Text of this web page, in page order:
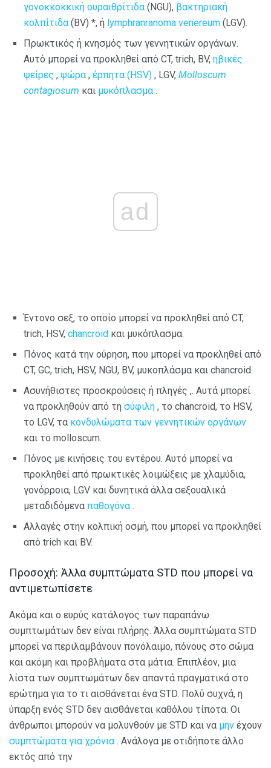
γονοκκοκκική ουραιθρίτιδα (NGU), βακτηριακή
κολπίτιδα (BV) *, ή lymphranranoma venereum (LGV).
Πρωκτικός ή κνησμός των γεννητικών οργάνων.
Αυτό μπορεί να προκληθεί από CT, trich, BV, ηβικές
ψείρες , ψώρα , έρπητα (HSV) , LGV, Molloscum
contagiosum και μυκόπλασμα .
ad
Έντονο σεξ, το οποίο μπορεί να προκληθεί από CT,
trich, HSV, chancroid και μυκόπλασμα.
Πόνος κατά την ούρηση, που μπορεί να προκληθεί από
CT, GC, trich, HSV, NGU, BV, μυκοπλάσμα και chancroid.
Ασυνήθιστες προσκρούσεις ή πληγές ,. Αυτά μπορεί
να προκληθούν από τη σύφιλη , το chancroid, το HSV,
το LGV, τα κονδυλώματα των γεννητικών οργάνων
και το molloscum.
Πόνος με κινήσεις του εντέρου. Αυτό μπορεί να
προκληθεί από πρωκτικές λοιμώξεις με χλαμύδια,
γονόρροια, LGV και δυνητικά άλλα σεξουαλικά
μεταδιδόμενα παθογόνα .
Αλλαγές στην κολπική οσμή, που μπορεί να προκληθεί
από trich και BV.
Προσοχή: Άλλα συμπτώματα STD που μπορεί να
αντιμετωπίσετε
Ακόμα και ο ευρύς κατάλογος των παραπάνω
συμπτωμάτων δεν είναι πλήρης. Άλλα συμπτώματα STD
μπορεί να περιλαμβάνουν πονόλαιμο, πόνους στο σώμα
και ακόμη και προβλήματα στα μάτια. Επιπλέον, μια
λίστα των συμπτωμάτων δεν απαντά πραγματικά στο
ερώτημα για το τι αισθάνεται ένα STD. Πολύ συχνά, η
ύπαρξη ενός STD δεν αισθάνεται καθόλου τίποτα. Οι
άνθρωποι μπορούν να μολυνθούν με STD και να μην έχουν
συμπτώματα για χρόνια . Ανάλογα με οτιδήποτε άλλο
εκτός από την